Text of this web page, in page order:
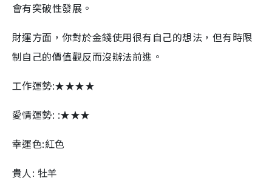
會有突破性發展。
財運方面，你對於金錢使用很有自己的想法，但有時限
制自己的價值觀反而沒辦法前進。
工作運勢:★★★★
愛情運勢: :★★★
幸運色:紅色
貴人: 牡羊